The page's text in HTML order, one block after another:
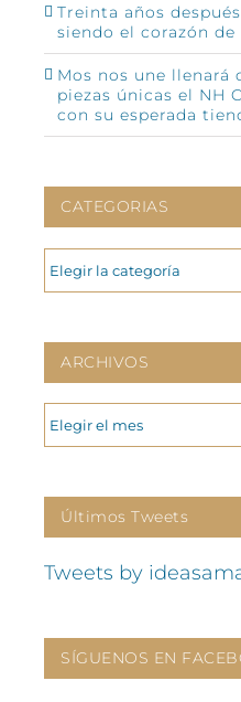
Treinta años
siendo el corazón de
Mos nos une llenará
piezas únicas el NH
con su esperada
CATEGORIAS
CATEGORIAS
ARCHIVOS
ARCHIVOS
Últimos Tweets
Tweets by
SÍGUENOS EN